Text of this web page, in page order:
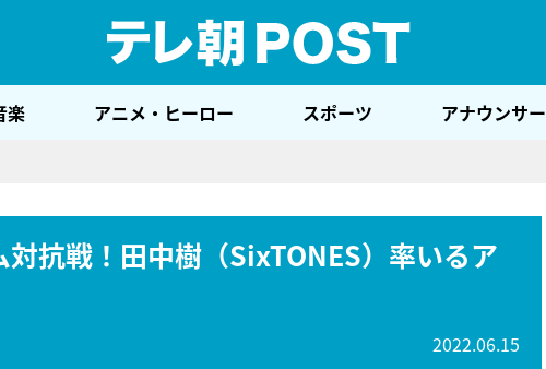
楽 アニメ・ヒーロー スポーツ アナウンサー
対抗戦！田中樹（SixTONES）率いるア
2022.06.15